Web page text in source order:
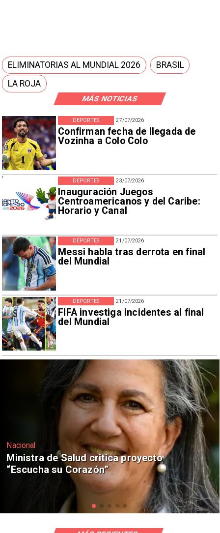
MÁS NOTICIAS
27/07/2026
Confirman fecha de llegada de
Vozinha a Colo Colo
DEPORTES
23/07/2026
Inauguración Juegos
Centroamericanos y del Caribe:
Horario y Canal
DEPORTES
21/07/2026
Messi habla tras derrota en final
del Mundial
DEPORTES
21/07/2026
FIFA investiga incidentes al final
del Mundial
DEPORTES
ELIMINATORIAS AL MUNDIAL 2026
BRASIL
LA ROJA
Nacional
Corte de Apelaciones rechaza
anulación de absolución de Claudio